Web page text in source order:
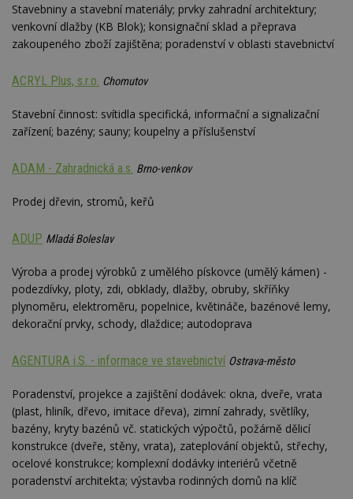
Stavebniny a stavební materiály; prvky zahradní architektury;
venkovní dlažby (KB Blok); konsignační sklad a přeprava
zakoupeného zboží zajištěna; poradenství v oblasti stavebnictví
ACRYL Plus, s.r.o. Chomutov
Stavební činnost: svítidla specifická, informační a signalizační
zařízení; bazény; sauny; koupelny a příslušenství
ADAM - Zahradnická a.s. Brno-venkov
Prodej dřevin, stromů, keřů
ADUP Mladá Boleslav
Výroba a prodej výrobků z umělého pískovce (umělý kámen) -
podezdívky, ploty, zdi, obklady, dlažby, obruby, skříňky
plynoměru, elektroměru, popelnice, květináče, bazénové lemy,
dekorační prvky, schody, dlaždice; autodoprava
AGENTURA i.S. - informace ve stavebnictví Ostrava-město
Poradenství, projekce a zajištění dodávek: okna, dveře, vrata
(plast, hliník, dřevo, imitace dřeva), zimní zahrady, světlíky,
bazény, kryty bazénů vč. statických výpočtů, požárně dělicí
konstrukce (dveře, stěny, vrata), zateplování objektů, střechy,
ocelové konstrukce; komplexní dodávky interiérů včetně
poradenství architekta; výstavba rodinných domů na klíč